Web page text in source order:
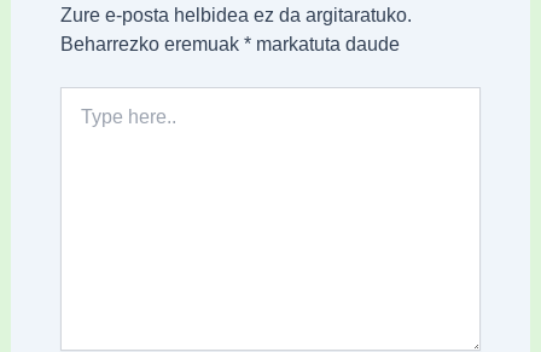
Zure e-posta helbidea ez da argitaratuko.
Beharrezko eremuak *markatuta daude
here..